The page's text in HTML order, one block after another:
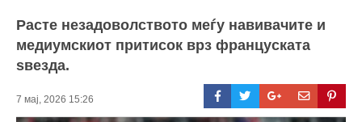
Расте незадоволството меѓу навивачите и
медиумскиот притисок врз француската
ѕвезда.
7 мај, 2026 15:26